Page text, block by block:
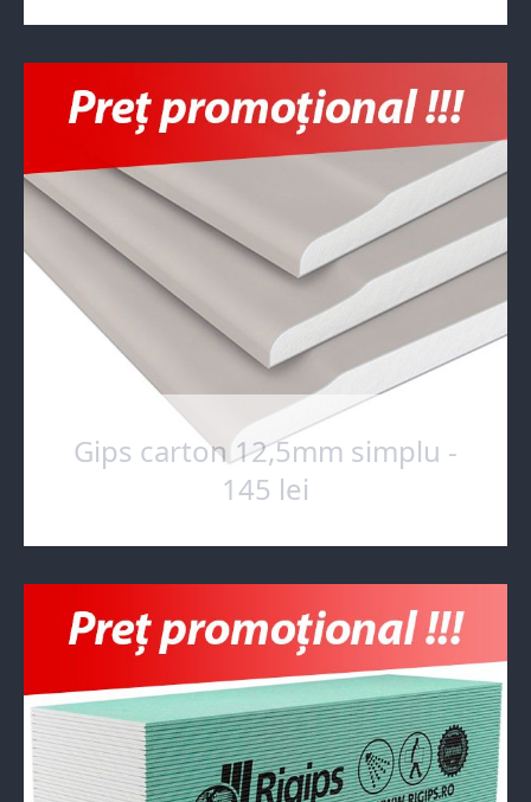
Gips carton 12,5mm simplu -
145 lei